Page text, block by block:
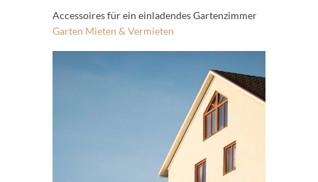
Accessoires für ein einladendes Gartenzimmer
Garten Mieten & Vermieten